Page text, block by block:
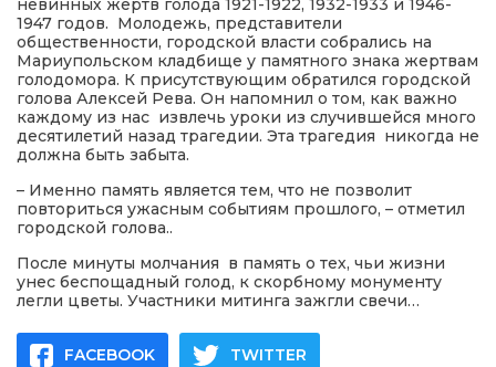
політика
місія
невинных жертв голода 1921-1922, 1932-1933 и 1946-
1947 годов. Молодежь, представители
общественности, городской власти собрались на
Мариупольском кладбище у памятного знака жертвам
голодомора. К присутствующим обратился городской
голова Алексей Рева. Он напомнил о том, как важно
каждому из нас извлечь уроки из случившейся много
десятилетий назад трагедии. Эта трагедия никогда не
должна быть забыта.
– Именно память является тем, что не позволит
повториться ужасным событиям прошлого, – отметил
городской голова..
После минуты молчания в память о тех, чьи жизни
унес беспощадный голод, к скорбному монументу
легли цветы. Участники митинга зажгли свечи…
FACEBOOK TWITTER